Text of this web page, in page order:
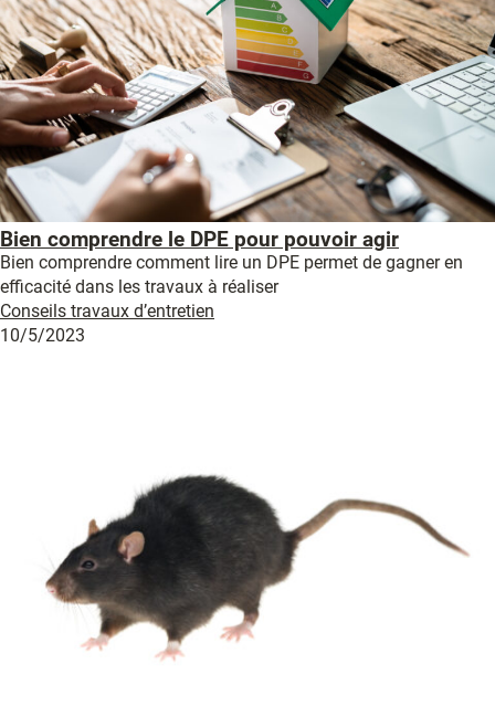
Bien comprendre le DPE pour pouvoir agir
Bien comprendre comment lire un DPE permet de gagner en
efficacité dans les travaux à réaliser
Conseils travaux d’entretien
10/5/2023